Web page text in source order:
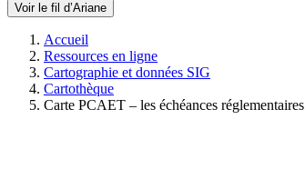
Voir le fil d’Ariane
Accueil
Ressources en ligne
Cartographie et données SIG
Cartothèque
Carte PCAET – les échéances réglementaires